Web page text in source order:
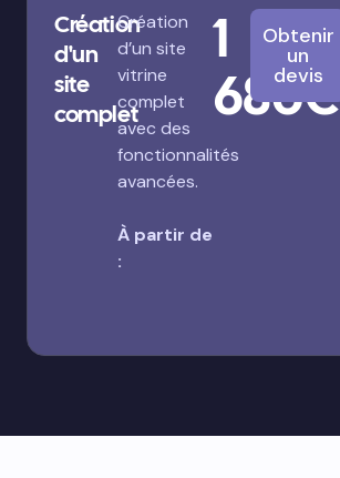
Création
d'un
site
complet
Création
d’un site
vitrine
complet
avec des
fonctionnalités
avancées.
À partir de
:
1
680€
Obtenir
un
devis